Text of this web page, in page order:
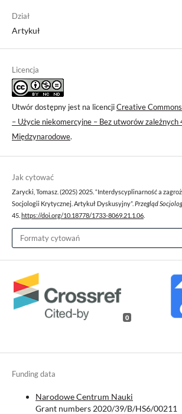
Dział
Artykuł
Licencja
Utwór dostępny jest na licencjiCreative
– Użycie niekomercyjne – Bez utworów zależnych
Międzynarodowe.
Jak cytować
Zarycki, Tomasz. (2025) 2025. “Interdyscyplinarność a
Socjologii Krytycznej. Artykuł Dyskusyjny”. Przegląd
45. https://doi.org/10.18778/1733-8069.21.1.06
Formaty cytowań
0
Funding data
Narodowe Centrum Nauki
Grant numbers 2020/39/B/HS6/00211